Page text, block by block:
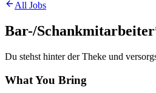
All Jobs
Bar-/
Du stehst hinter der Theke und
What You Bring